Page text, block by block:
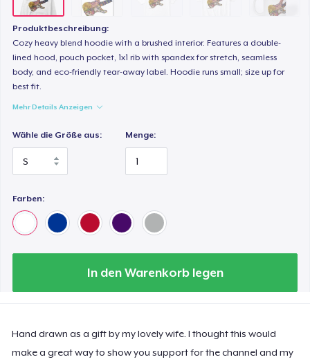
Produktbeschreibung:
Cozy heavy blend hoodie with a brushed interior. Features a double-
lined hood, pouch pocket, 1x1 rib with spandex for stretch, seamless
body, and eco-friendly tear-away label. Hoodie runs small; size up for
best fit.
Mehr Details Anzeigen
Wähle die Größe aus: Menge:
Farben:
In den Warenkorb legen
Hand drawn as a gift by my lovely wife. I thought this would
make a great way to show you support for the channel and my
24,99 $